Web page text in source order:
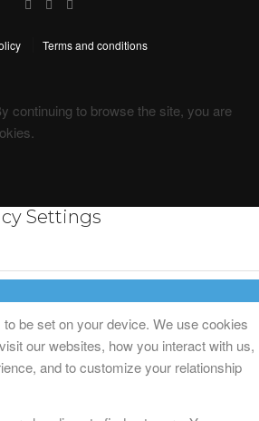
Terms and conditions
continuing to browse the site, you are
Settings
be set on your device. We use cookies
our websites, how you interact with us,
and to customize your relationship